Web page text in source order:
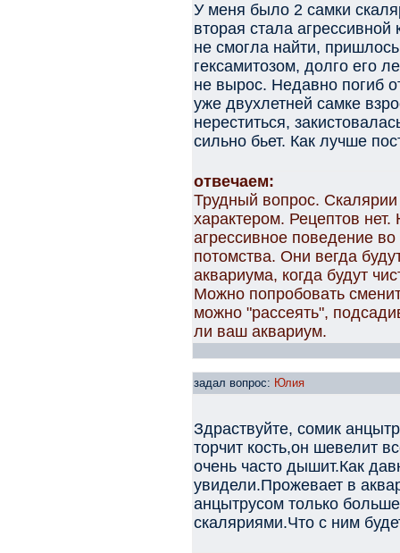
У меня было 2 самки
вторая стала
не смогла найти,
гексамитозом, долго его
не вырос. Недавно погиб
уже двухлетней самке
нереститься,
сильно бьет. Как лучше
отвечаем:
Трудный вопрос.
характером. Рецептов
агрессивное поведение
потомства. Они вегда
аквариума, когда будут
Можно попробовать
можно "рассеять",
ли ваш аквариум.
задал вопрос: Юлия
Здраствуйте, сомик
торчит кость,он шевелит
очень часто дышит.Как
увидели.Прожевает в
анцытрусом только
скаляриями.Что с ним